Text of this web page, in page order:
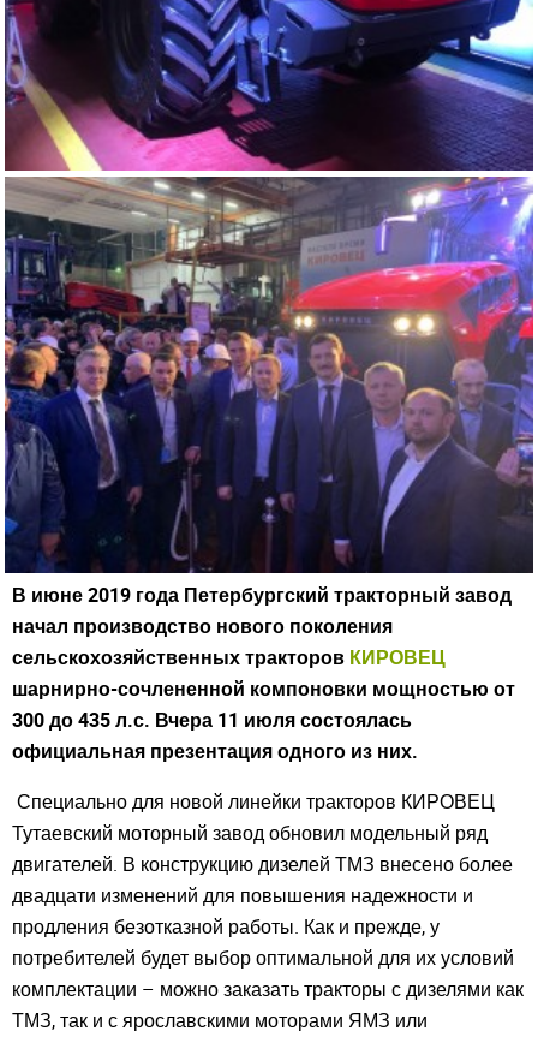
В июне 2019 года Петербургский тракторный завод
начал производство нового поколения
сельскохозяйственных тракторов КИРОВЕЦ
шарнирно-сочлененной компоновки мощностью от
300 до 435 л.с. Вчера 11 июля состоялась
официальная презентация одного из них.
Специально для новой линейки тракторов КИРОВЕЦ
Тутаевский моторный завод обновил модельный ряд
двигателей. В конструкцию дизелей ТМЗ внесено более
двадцати изменений для повышения надежности и
продления безотказной работы. Как и прежде, у
потребителей будет выбор оптимальной для их условий
комплектации – можно заказать тракторы с дизелями как
ТМЗ, так и с ярославскими моторами ЯМЗ или